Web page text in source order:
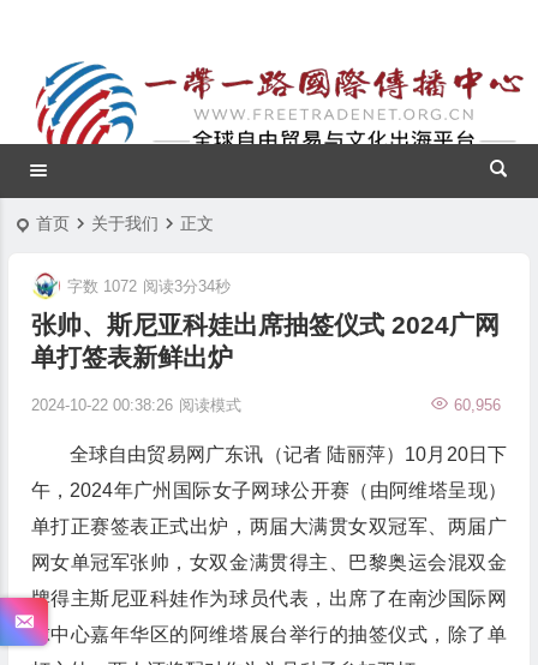
首页 关于我们 正文
张帅、斯尼亚科娃出席抽签仪式 2024广网
单打签表新鲜出炉
2024-10-22 00:38:26 60,956
字数 1072 阅读3分34秒
阅读模式
全球自由贸易网广东讯（记者 陆丽萍）10月20日下
午，2024年广州国际女子网球公开赛（由阿维塔呈现）
单打正赛签表正式出炉，两届大满贯女双冠军、两届广
网女单冠军张帅，女双金满贯得主、巴黎奥运会混双金
牌得主斯尼亚科娃作为球员代表，出席了在南沙国际网
球中心嘉年华区的阿维塔展台举行的抽签仪式，除了单